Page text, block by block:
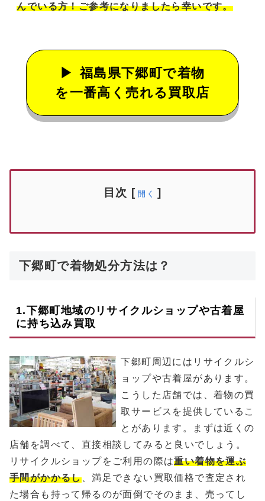
んでいる方！ご参考になりましたら幸いです。
福島県下郷町で着物
を一番高く売れる買取店
目次 [ 開く ]
下郷町で着物処分方法は？
1.下郷町地域のリサイクルショップや古着屋
に持ち込み買取
下郷町周辺にはリサイクルシ
ョップや古着屋があります。
こうした店舗では、着物の買
取サービスを提供しているこ
とがあります。まずは近くの
店舗を調べて、直接相談してみると良いでしょう。
リサイクルショップをご利用の際は重い着物を運ぶ
手間がかかるし、満足できない買取価格で査定され
た場合も持って帰るのが面倒でそのまま、売ってし